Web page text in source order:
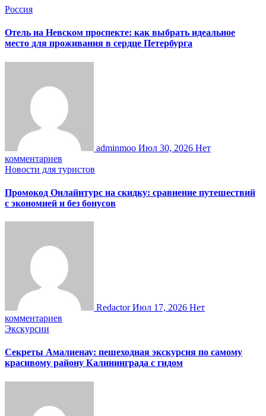
Россия
Отель на Невском проспекте: как выбрать идеальное
место для проживания в сердце Петербурга
adminmoo Июл 30, 2026 Нет
комментариев
Новости для туристов
Промокод Онлайнтурс на скидку: сравнение путешествий
с экономией и без бонусов
RedactorИюл 17, 2026 Нет
комментариев
Экскурсии
Секреты Амалиенау: пешеходная экскурсия по самому
красивому району Калининграда с гидом